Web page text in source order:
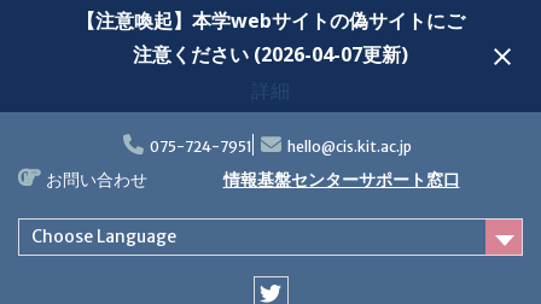
【注意喚起】本学webサイトの偽サイトにご
注意ください (2026-04-07更新)
詳細
content
075-724-7951 hello@cis.kit.ac.jp
お問い合わせ 情報基盤センターサポート窓口
Choose Language